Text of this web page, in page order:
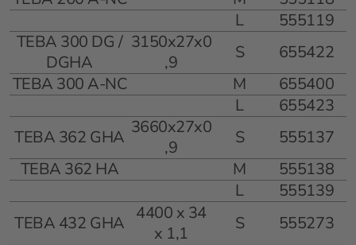
L
555119
TEBA 300 DG /
DGHA
3150x27x0
,9
S
655422
TEBA 300 A-NC
M
655400
L
655423
TEBA 362 GHA 3660x27x0
,9
S
555137
TEBA 362 HA
M
555138
L
555139
TEBA 432 GHA 4400 x 34
x 1,1
S
555273